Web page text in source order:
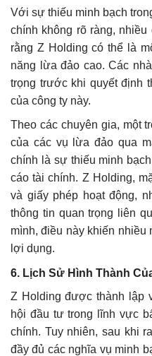
Với sự thiếu minh bạch
chính không rõ ràng,
rằng Z Holding có thể là
năng lừa đảo cao. Các
trọng trước khi quyết định
của công ty này.
Theo các chuyên gia, một
của các vụ lừa đảo qua
chính là sự thiếu minh
cáo tài chính. Z Holding,
và giấy phép hoạt động,
thông tin quan trọng liên
mình, điều này khiến
lợi dụng.
6. Lịch Sử Hình Thành
Z Holding được thành lập
hội đầu tư trong lĩnh vực
chính. Tuy nhiên, sau khi
đầy đủ các nghĩa vụ minh